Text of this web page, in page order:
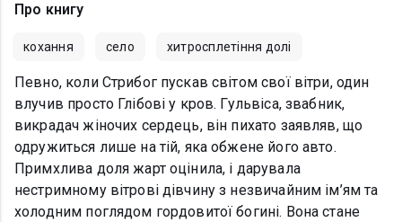
Про книгу
кохання село хитросплетіння долі
Певно, коли Стрибог пускав світом свої вітри, один
влучив просто Глібові у кров. Гульвіса, звабник,
викрадач жіночих сердець, він пихато заявляв, що
одружиться лише на тій, яка обжене його авто.
Примхлива доля жарт оцінила, і дарувала
нестримному вітрові дівчину з незвичайним ім’ям та
холодним поглядом гордовитої богині. Вона стане